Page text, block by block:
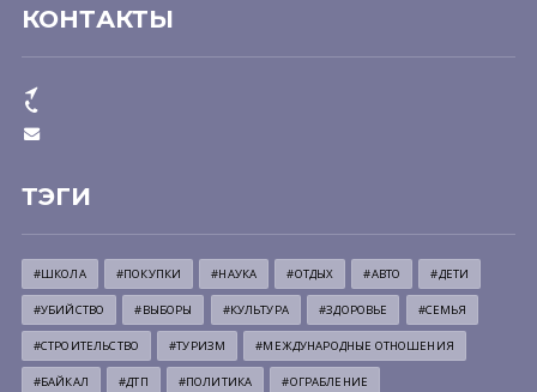
КОНТАКТЫ
ТЭГИ
#ШКОЛА #ПОКУПКИ #НАУКА #ОТДЫХ #АВТО #ДЕТИ
#УБИЙСТВО #ВЫБОРЫ #КУЛЬТУРА #ЗДОРОВЬЕ #СЕМЬЯ
#СТРОИТЕЛЬСТВО #ТУРИЗМ #МЕЖДУНАРОДНЫЕ ОТНОШЕНИЯ
#БАЙКАЛ #ДТП #ПОЛИТИКА #ОГРАБЛЕНИЕ